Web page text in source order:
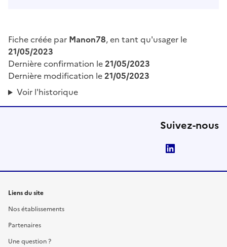
Fiche créée par Manon78, en tant qu'usager le
21/05/2023
Dernière confirmation le21/05/2023
Dernière modification le21/05/2023
Voir l'historique
Suivez-nous
Liens du site
Nos établissements
Partenaires
Une question ?